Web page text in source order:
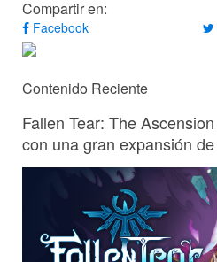
Compartir en:
Facebook
Contenido Reciente
Fallen Tear: The
con una gran expansión